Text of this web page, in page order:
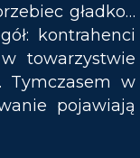
gładko…
kontrahenci
towarzystwie
Tymczasem w
pojawiają